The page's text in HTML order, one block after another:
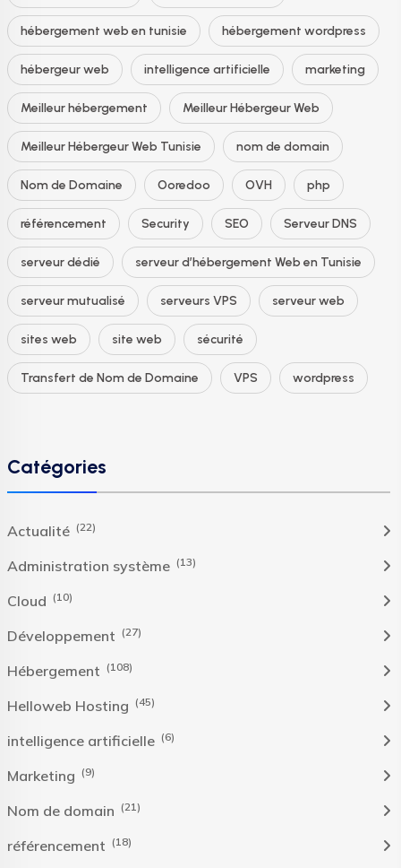
hébergement web en tunisie hébergement wordpress
hébergeur web intelligence artificielle marketing
Meilleur hébergement Meilleur Hébergeur Web
Meilleur Hébergeur Web Tunisie nom de domain
Nom de Domaine Ooredoo OVH php
référencement Security SEO Serveur DNS
serveur dédié serveur d’hébergement Web en Tunisie
serveur mutualisé serveurs VPS serveur web
sites web site web sécurité
Transfert de Nom de Domaine VPS wordpress
Catégories
Actualité (22)
Administration système (13)
Cloud (10)
Développement (27)
Hébergement (108)
Helloweb Hosting (45)
intelligence artificielle (6)
Marketing (9)
Nom de domain (21)
référencement (18)